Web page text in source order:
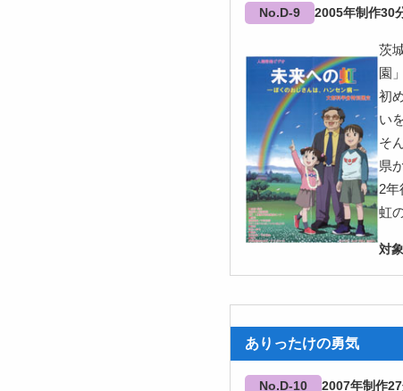
No.D-9 2005 30
茨
園
初
い
そ
県
2年
虹
ありったけの勇気
No.D-10 2007 27